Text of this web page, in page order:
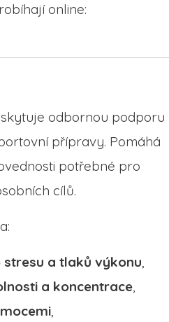
online:
odbornou podporu
přípravy. Pomáhá
potřebné pro
cílů.
stresu a tlaků výkonu,
a koncentrace,
,